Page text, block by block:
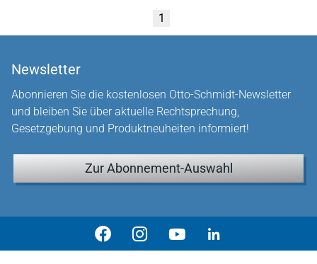
1
Newsletter
Abonnieren Sie die kostenlosen Otto-Schmidt-Newsletter
und bleiben Sie über aktuelle Rechtsprechung,
Gesetzgebung und Produktneuheiten informiert!
Zur Abonnement-Auswahl